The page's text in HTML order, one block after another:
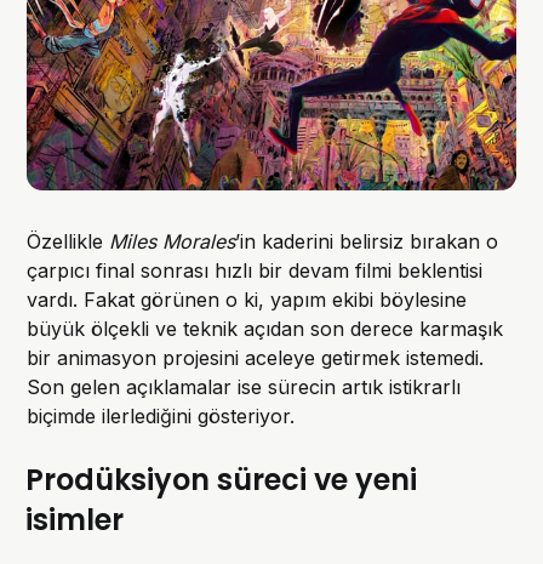
Özellikle Miles Morales’in kaderini belirsiz bırakan o
çarpıcı final sonrası hızlı bir devam filmi beklentisi
vardı. Fakat görünen o ki, yapım ekibi böylesine
büyük ölçekli ve teknik açıdan son derece karmaşık
bir animasyon projesini aceleye getirmek istemedi.
Son gelen açıklamalar ise sürecin artık istikrarlı
biçimde ilerlediğini gösteriyor.
Prodüksiyon süreci ve yeni
isimler